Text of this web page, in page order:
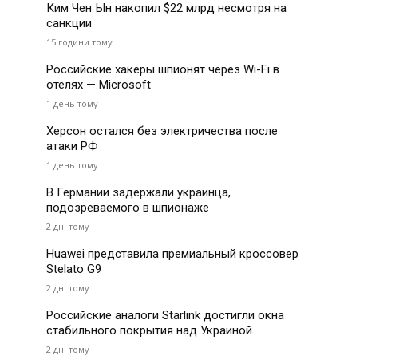
Ким Чен Ын накопил $22 млрд несмотря на
санкции
15 години тому
Российские хакеры шпионят через Wi-Fi в
отелях — Microsoft
1 день тому
Херсон остался без электричества после
атаки РФ
1 день тому
В Германии задержали украинца,
подозреваемого в шпионаже
2 дні тому
Huawei представила премиальный кроссовер
Stelato G9
2 дні тому
Российские аналоги Starlink достигли окна
стабильного покрытия над Украиной
2 дні тому